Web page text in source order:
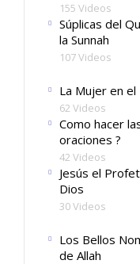
155 Videos
Súplicas del
la Sunnah
107 Videos
La Mujer en el
62 Videos
Como hacer
oraciones ?
42 Videos
Jesús el
Dios
30 Videos
Los Bellos
de Allah